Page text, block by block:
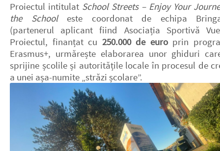
Proiectul intitulat School Streets – Enjoy Your
the Schooleste coordonat de echipa
(partenerul aplicant fiind Asociația Sportivă
Proiectul, finanțat cu 250.000 de europrin
Erasmus+, urmărește elaborarea unor ghiduri
sprijine școlile și autoritățile locale în procesul de
a unei așa-numite „străzi școlare”.